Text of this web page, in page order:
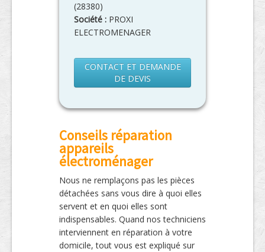
(28380)
Société : PROXI
ELECTROMENAGER
CONTACT ET DEMANDE
DE DEVIS
Conseils réparation
appareils
électroménager
Nous ne remplaçons pas les pièces
détachées sans vous dire à quoi elles
servent et en quoi elles sont
indispensables. Quand nos techniciens
interviennent en réparation à votre
domicile, tout vous est expliqué sur